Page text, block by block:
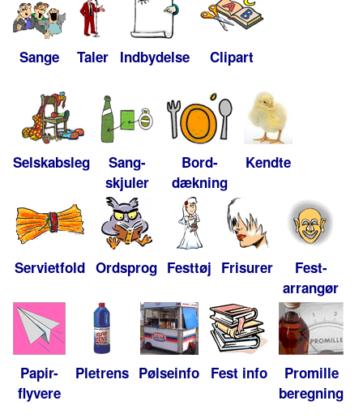
Sange Taler Indbydelse Clipart
Selskabsleg
Sang-
skjuler
Bord-
dækning
Kendte
Servietfold Ordsprog Festtøj Frisurer
Fest-
arrangør
Papir-
flyvere
Pletrens Pølseinfo Fest info
Promille
beregning